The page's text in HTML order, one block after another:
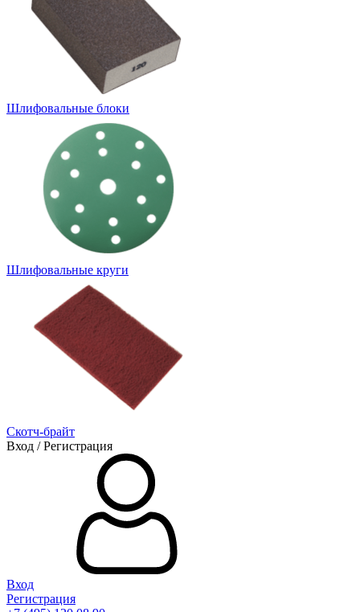
Шлифовальные блоки
Шлифовальные круги
Скотч-брайт
Вход / Регистрация
Вход
Регистрация